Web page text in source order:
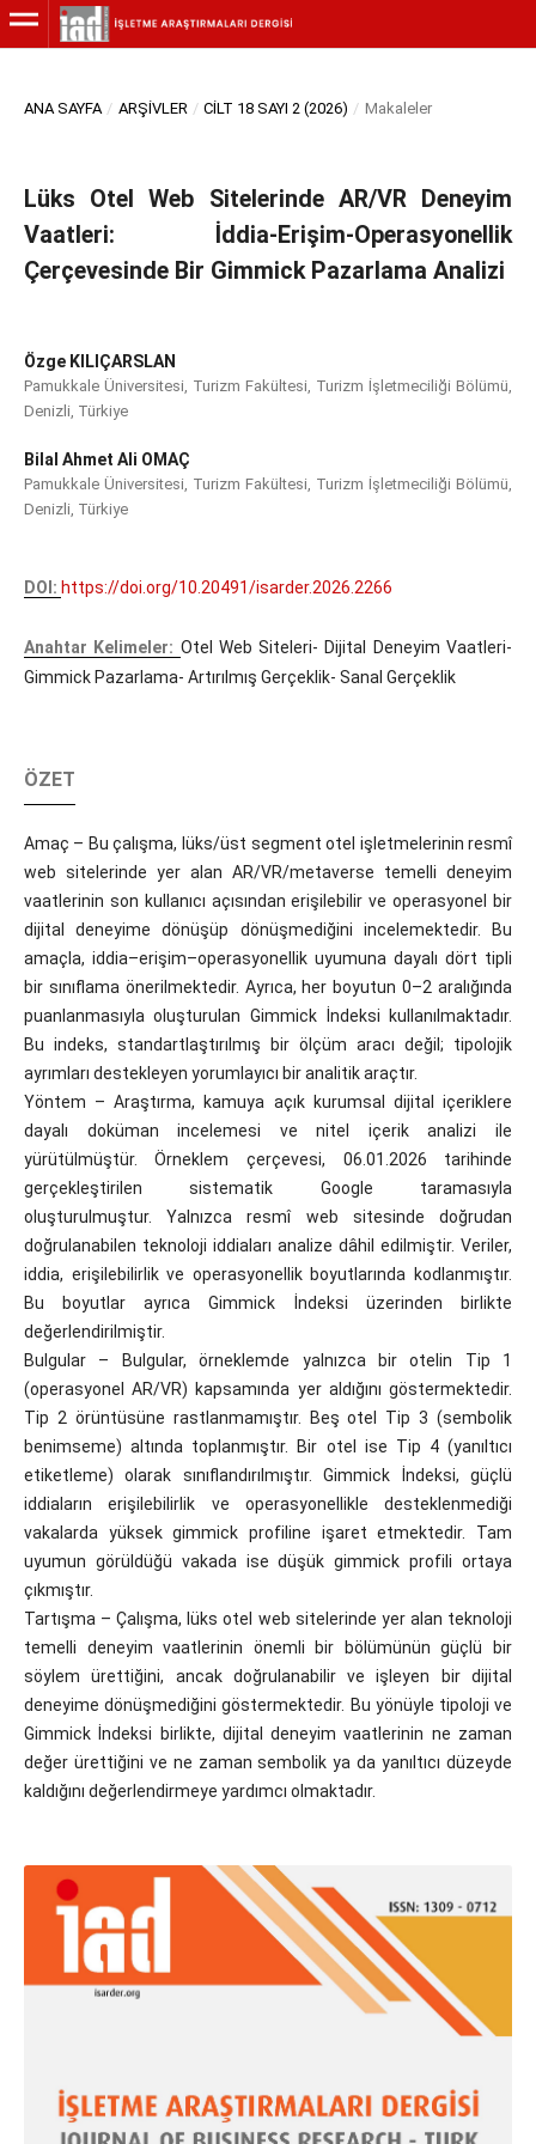
ANA SAYFA / ARŞIVLER / CILT 18 SAYI 2 (2026) / Makaleler
Lüks Otel Web Sitelerinde AR/VR Deneyim
Vaatleri: İddia-Erişim-Operasyonellik
Çerçevesinde Bir Gimmick Pazarlama Analizi
Özge KILIÇARSLAN
Pamukkale Üniversitesi, Turizm Fakültesi, Turizm İşletmeciliği Bölümü,
Denizli, Türkiye
Bilal Ahmet Ali OMAÇ
Pamukkale Üniversitesi, Turizm Fakültesi, Turizm İşletmeciliği Bölümü,
Denizli, Türkiye
DOI: https://doi.org/10.20491/isarder.2026.2266
Anahtar Kelimeler: Otel Web Siteleri- Dijital Deneyim Vaatleri-
Gimmick Pazarlama- Artırılmış Gerçeklik- Sanal Gerçeklik
ÖZET
Amaç – Bu çalışma, lüks/üst segment otel işletmelerinin resmî
web sitelerinde yer alan AR/VR/metaverse temelli deneyim
vaatlerinin son kullanıcı açısından erişilebilir ve operasyonel bir
dijital deneyime dönüşüp dönüşmediğini incelemektedir. Bu
amaçla, iddia–erişim–operasyonellik uyumuna dayalı dört tipli
bir sınıflama önerilmektedir. Ayrıca, her boyutun 0–2 aralığında
puanlanmasıyla oluşturulan Gimmick İndeksi kullanılmaktadır.
Bu indeks, standartlaştırılmış bir ölçüm aracı değil; tipolojik
ayrımları destekleyen yorumlayıcı bir analitik araçtır.
Yöntem – Araştırma, kamuya açık kurumsal dijital içeriklere
dayalı doküman incelemesi ve nitel içerik analizi ile
yürütülmüştür. Örneklem çerçevesi, 06.01.2026 tarihinde
gerçekleştirilen sistematik Google taramasıyla
oluşturulmuştur. Yalnızca resmî web sitesinde doğrudan
doğrulanabilen teknoloji iddiaları analize dâhil edilmiştir. Veriler,
iddia, erişilebilirlik ve operasyonellik boyutlarında kodlanmıştır.
Bu boyutlar ayrıca Gimmick İndeksi üzerinden birlikte
değerlendirilmiştir.
Bulgular – Bulgular, örneklemde yalnızca bir otelin Tip 1
(operasyonel AR/VR) kapsamında yer aldığını göstermektedir.
Tip 2 örüntüsüne rastlanmamıştır. Beş otel Tip 3 (sembolik
benimseme) altında toplanmıştır. Bir otel ise Tip 4 (yanıltıcı
etiketleme) olarak sınıflandırılmıştır. Gimmick İndeksi, güçlü
iddiaların erişilebilirlik ve operasyonellikle desteklenmediği
vakalarda yüksek gimmick profiline işaret etmektedir. Tam
uyumun görüldüğü vakada ise düşük gimmick profili ortaya
çıkmıştır.
Tartışma – Çalışma, lüks otel web sitelerinde yer alan teknoloji
temelli deneyim vaatlerinin önemli bir bölümünün güçlü bir
söylem ürettiğini, ancak doğrulanabilir ve işleyen bir dijital
deneyime dönüşmediğini göstermektedir. Bu yönüyle tipoloji ve
Gimmick İndeksi birlikte, dijital deneyim vaatlerinin ne zaman
değer ürettiğini ve ne zaman sembolik ya da yanıltıcı düzeyde
kaldığını değerlendirmeye yardımcı olmaktadır.